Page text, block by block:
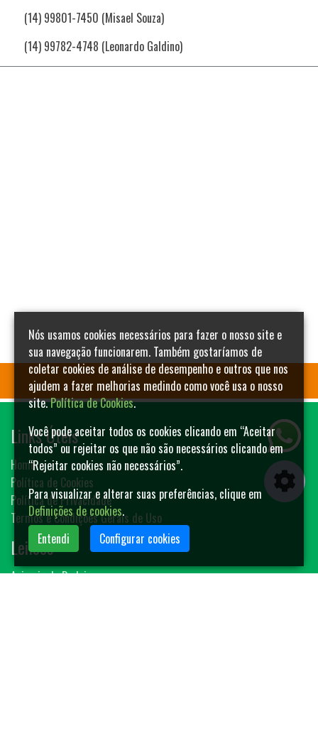
(14) 99801-7450 (Misael Souza)
(14) 99782-4748 (Leonardo Galdino)
Links Úteis
Home
Política de Cookies
Política de Privacidade
Termos e Condições Gerais de Uso
Leilões
Animais de Rodeio
Nós usamos cookies necessários para fazer o nosso site e
sua navegação funcionarem. Também gostaríamos de
coletar cookies de análise de desempenho e outros que nos
ajudem a fazer melhorias medindo como você usa o nosso
site.Política de Cookies.
Você pode aceitar todos os cookies clicando em “Aceitar
todos” ou rejeitar os que não são necessários clicando em
“Rejeitar cookies não necessários”.
Para visualizar e alterar suas preferências, clique em
Definições de cookies.
Entendi
Configurar cookies